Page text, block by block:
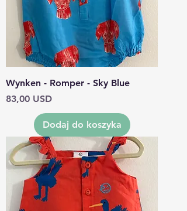
Wynken - Romper - Sky Blue
Cena
83,00 USD
Dodaj do koszyka